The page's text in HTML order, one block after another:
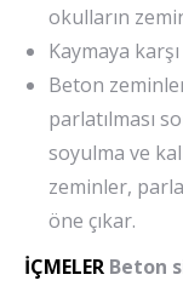
okulların
Kaymaya
Beton
parlatılması
soyulma ve
zeminler,
öne çıkar.
İÇMELER Beton